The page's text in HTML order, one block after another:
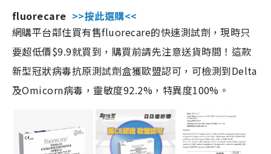
fluorecare >>按此選購<<
網購平台鄰住買有售fluorecare的快速測試劑，現時只
要超低價$9.9就買到，購買前請先注意送貨時間！這款
新型冠狀病毒抗原測試劑盒獲歐盟認可，可檢測到Delta
及Omicorn病毒，靈敏度92.2%，特異度100%。